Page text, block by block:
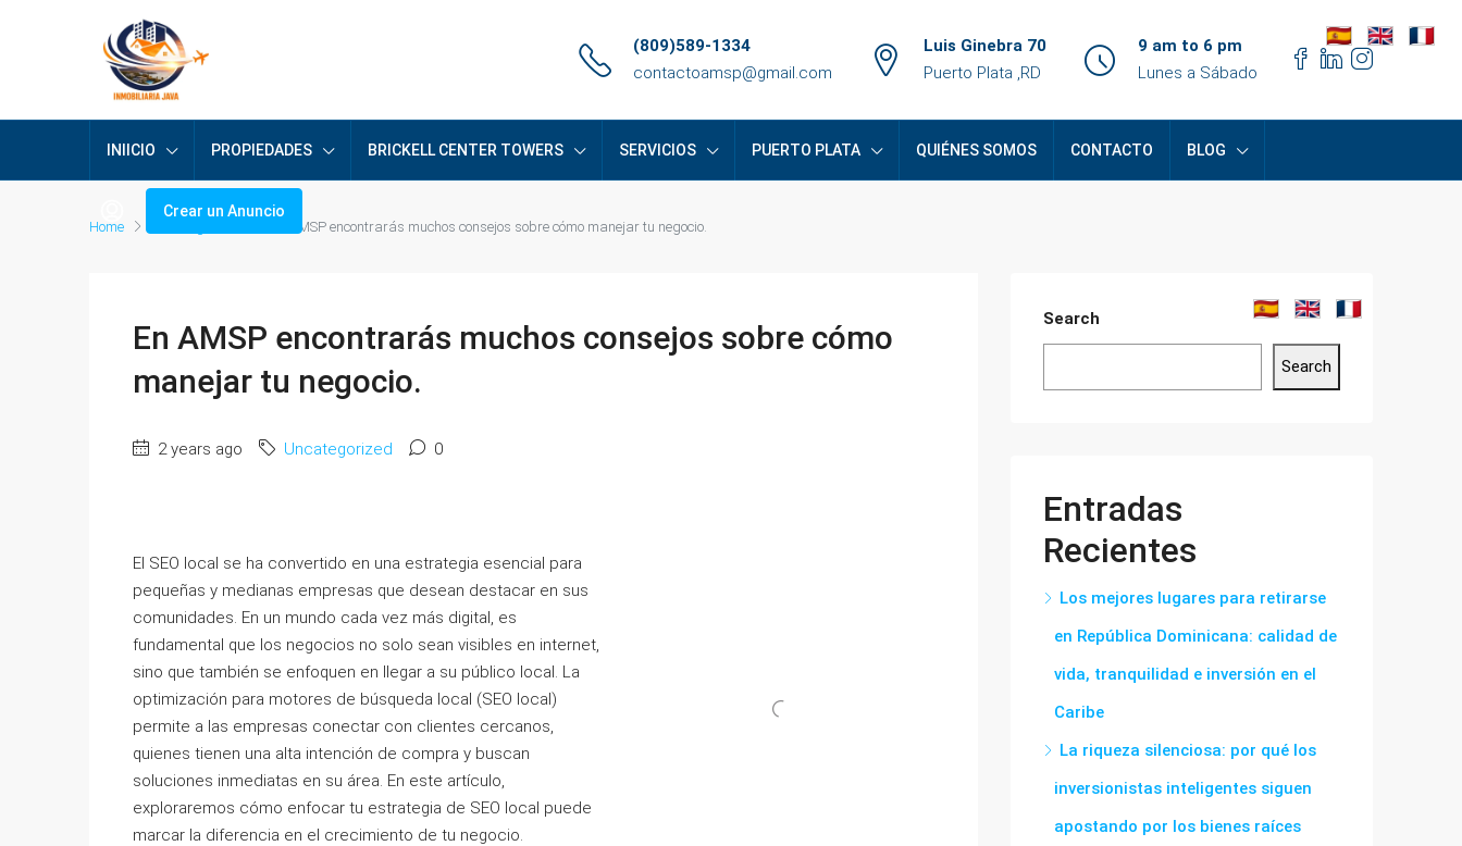
(809)589-1334
contactoamsp@gmail.com
Luis Ginebra 70
Puerto Plata ,RD
9 am to 6 pm
Lunes a Sábado
INIICIO PROPIEDADES BRICKELL CENTER TOWERS SERVICIOS PUERTO PLATA QUIÉNES SOMOS CONTACTO BLOG
Crear un Anuncio
Home En AMSP encontrarás muchos consejos sobre cómo manejar tu negocio.
En AMSP encontrarás muchos consejos sobre cómo
manejar tu negocio.
2 years ago Uncategorized 0
El SEO local se ha convertido en una estrategia esencial para
pequeñas y medianas empresas que desean destacar en sus
comunidades. En un mundo cada vez más digital, es
fundamental que los negocios no solo sean visibles en internet,
sino que también se enfoquen en llegar a su público local. La
optimización para motores de búsqueda local (SEO local)
permite a las empresas conectar con clientes cercanos,
quienes tienen una alta intención de compra y buscan
soluciones inmediatas en su área. En este artículo,
exploraremos cómo enfocar tu estrategia de SEO local puede
marcar la diferencia en el crecimiento de tu negocio.
Search
Search
Entradas
Recientes
Los mejores lugares para retirarse
en República Dominicana: calidad de
vida, tranquilidad e inversión en el
Caribe
La riqueza silenciosa: por qué los
inversionistas inteligentes siguen
apostando por los bienes raíces